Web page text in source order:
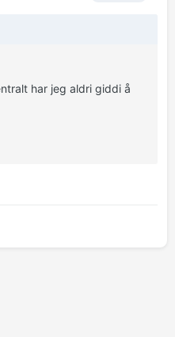
har jeg aldri giddi å